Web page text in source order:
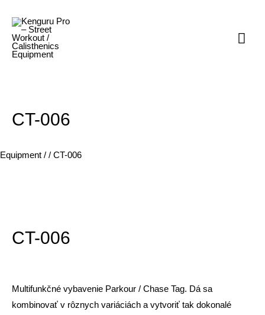
СT-006
Equipment / / СT-006
СT-006
Multifunkčné vybavenie Parkour / Chase Tag. Dá sa
kombinovať v rôznych variáciách a vytvoriť tak dokonalé